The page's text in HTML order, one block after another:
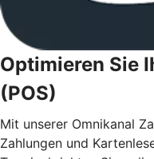
Optimieren Sie
(POS)
Mit unserer Omnikanal
Zahlungen und